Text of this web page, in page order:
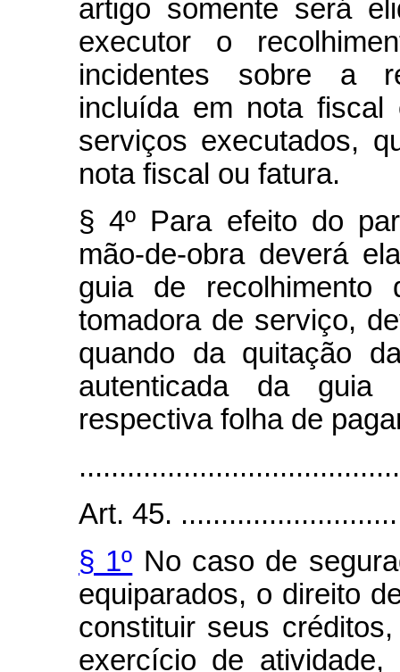
artigo somente será
executor o
incidentes sobre a
incluída em nota fiscal
serviços executados,
nota fiscal ou fatura.
§ 4º Para efeito do
mão-de-obra deverá
guia de recolhimento
tomadora de serviço,
quando da quitação
autenticada da guia
respectiva folha de
Art. 45.
§ 1º No caso de
equiparados, o direito
constituir seus
exercício de